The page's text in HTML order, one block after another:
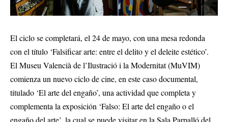
El ciclo se completará, el 24 de mayo, con una mesa redonda
con el título ‘Falsificar arte: entre el delito y el deleite estético’.
El Museu Valencià de l’Ilustració i la Modernitat (MuVIM)
comienza un nuevo ciclo de cine, en este caso documental,
titulado ‘El arte del engaño’, una actividad que completa y
complementa la exposición ‘Falso: El arte del engaño o el
engaño del arte’, la cual se puede visitar en la Sala Parpalló del